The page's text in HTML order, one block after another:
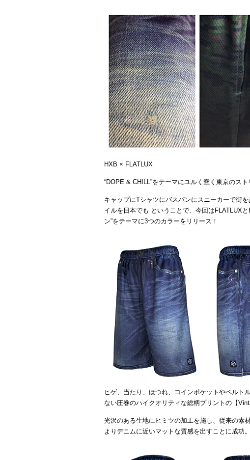
HXB × FLATLUX
“DOPE & CHILL”をテーマにユルく蠢く東京のス
キャップにTシャツにバスパンにスニーカーで街
イルを日本でも ということで、今回はFLATLUX
ン”をテーマに3つのカラーをリリース！
ヒゲ、当たり、ほつれ、コインポケットやベルト
ない圧巻のハイクオリティな総柄プリントの【
光沢のある生地にヒミツの加工を施し、従来の素
よりデニムに近いマットな質感を出すことに成功